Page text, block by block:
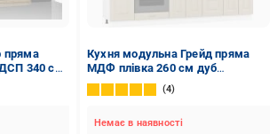
пряма
340 см
Кухня модульна Грейд пряма
МДФ плівка 260 см дуб
цинамон/білий
4
Немає в наявності